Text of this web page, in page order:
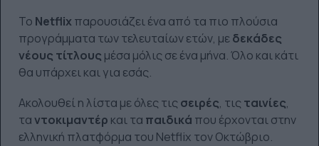
Το Netflixπαρουσιάζει ένα από τα πιο πλούσια
προγράμματα των τελευταίων ετών, μεδεκάδες
νέους τίτλους μέσα μόλις σε ένα μήνα. Όλο και κάτι
θα υπάρχει και για εσάς.
Ακολουθεί η λίστα με όλες τις σειρές, τις ταινίες,
ταντοκιμαντέρ και τα παιδικά που έρχονται στην
ελληνική πλατφόρμα του Netflix τον Οκτώβριο.